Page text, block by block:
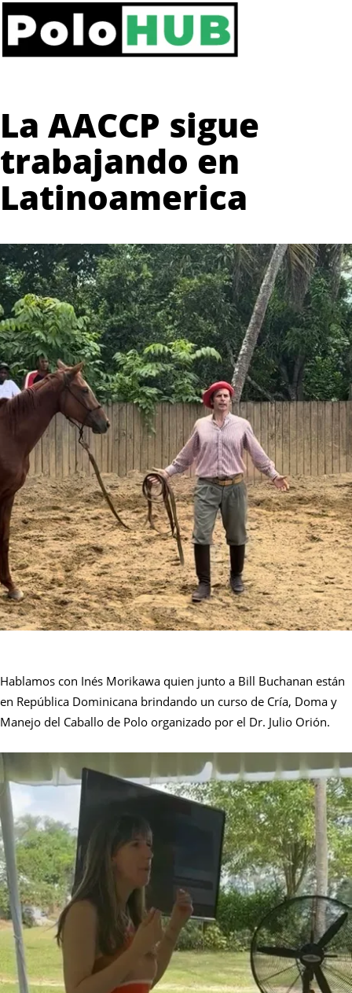
La AACCP sigue
trabajando en
Latinoamerica
Hablamos con Inés Morikawa quien junto a Bill Buchanan están
en República Dominicana brindando un curso de Cría, Doma y
Manejo del Caballo de Polo organizado por el Dr. Julio Orión.